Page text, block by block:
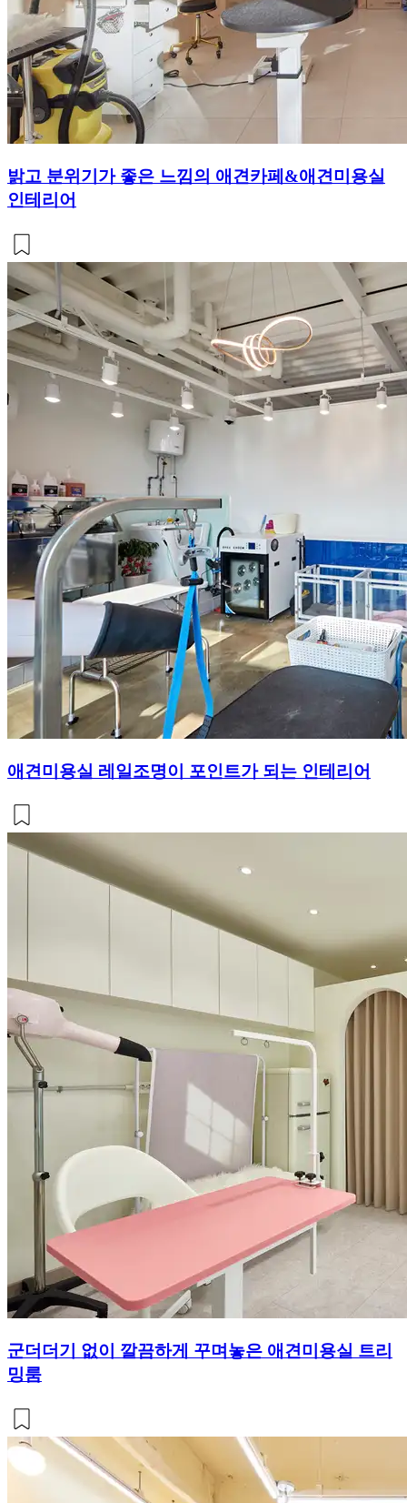
밝고 분위기가 좋은 느낌의 애견카페&애견미용실
인테리어
애견미용실 레일조명이 포인트가 되는 인테리어
군더더기 없이 깔끔하게 꾸며놓은 애견미용실 트리
밍룸